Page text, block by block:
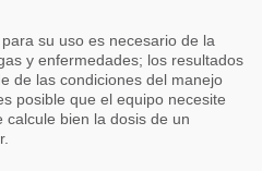
su uso es necesario de la
y enfermedades; los resultados
de las condiciones del manejo
posible que el equipo necesite
bien la dosis de un